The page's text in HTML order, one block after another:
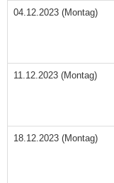
04.12.2023 (Montag)
11.12.2023 (Montag)
18.12.2023 (Montag)